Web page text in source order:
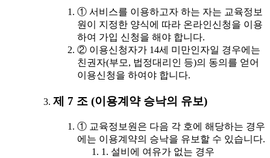
① 서비스를 이용하고자 하는 자는 교육정보
원이 지정한 양식에 따라 온라인신청을 이용
하여 가입 신청을 해야 합니다.
② 이용신청자가 14세 미만인자일 경우에는
친권자(부모, 법정대리인 등)의 동의를 얻어
이용신청을 하여야 합니다.
제 7 조 (이용계약 승낙의 유보)
① 교육정보원은 다음 각 호에 해당하는 경우
에는 이용계약의 승낙을 유보할 수 있습니다.
1. 설비에 여유가 없는 경우